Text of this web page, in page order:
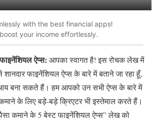
with the best financial apps!
your income effortlessly.
ऐप्स: आपका स्वागत है! इस रोचक लेख में
फाइनेंशियल ऐप्स के बारे में बताने जा रहा हूँ,
बना सकते हैं। हम आपको उन सभी ऐप्स के बारे में
के लिए बड़े-बड़े क्रिएटर भी इस्तेमाल करते हैं।
कमाने के 5 बेस्ट फाइनेंशियल ऐप्स” लेख को